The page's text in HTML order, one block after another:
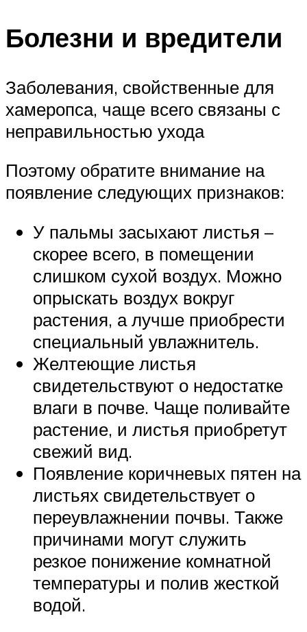
Болезни и вредители
Заболевания, свойственные для
хамеропса, чаще всего связаны с
неправильностью ухода
Поэтому обратите внимание на
появление следующих признаков:
У пальмы засыхают листья –
скорее всего, в помещении
слишком сухой воздух. Можно
опрыскать воздух вокруг
растения, а лучше приобрести
специальный увлажнитель.
Желтеющие листья
свидетельствуют о недостатке
влаги в почве. Чаще поливайте
растение, и листья приобретут
свежий вид.
Появление коричневых пятен на
листьях свидетельствует о
переувлажнении почвы. Также
причинами могут служить
резкое понижение комнатной
температуры и полив жесткой
водой.